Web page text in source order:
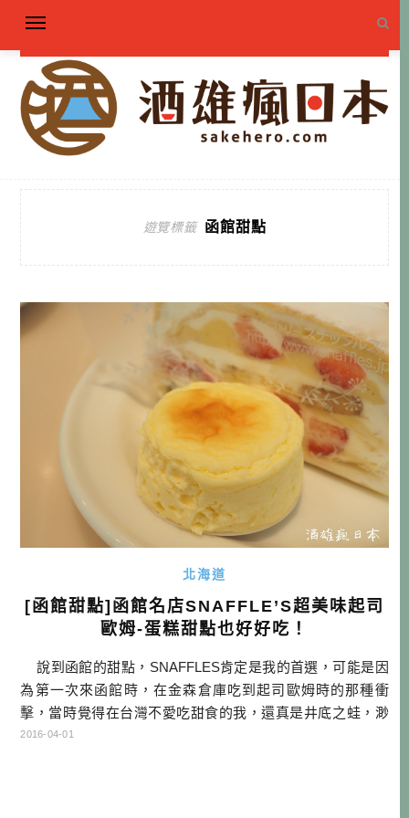
遊覽標籤 函館甜點
北海道
[函館甜點]函館名店SNAFFLE’S超美味起司
歐姆-蛋糕甜點也好好吃！
說到函館的甜點，SNAFFLES肯定是我的首選，可能是因
為第一次來函館時，在金森倉庫吃到起司歐姆時的那種衝
擊，當時覺得在台灣不愛吃甜食的我，還真是井底之蛙，渺
小的可以。這次到函館，正好有個40分鐘的空檔，我馬上想
2016-04-01